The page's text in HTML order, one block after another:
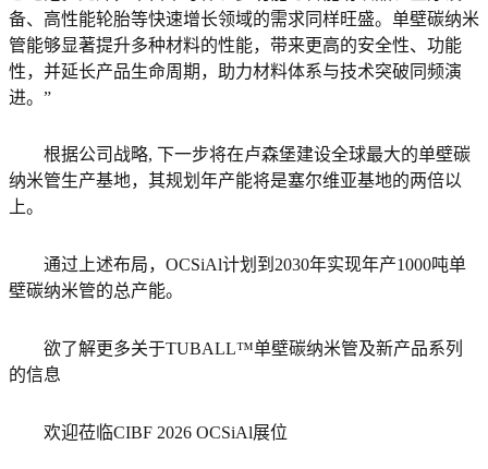
备、高性能轮胎等快速增长领域的需求同样旺盛。单壁碳纳米
管能够显著提升多种材料的性能，带来更高的安全性、功能
性，并延长产品生命周期，助力材料体系与技术突破同频演
进。”
根据公司战略, 下一步将在卢森堡建设全球最大的单壁碳
纳米管生产基地，其规划年产能将是塞尔维亚基地的两倍以
上。
通过上述布局，OCSiAl计划到2030年实现年产1000吨单
壁碳纳米管的总产能。
欲了解更多关于TUBALL™单壁碳纳米管及新产品系列
的信息
欢迎莅临CIBF 2026 OCSiAl展位